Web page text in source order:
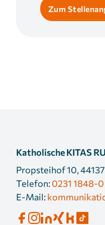
Zum
Katholische KITAS
Propsteihof 10,
Telefon:0231 1848-0
E-Mail: